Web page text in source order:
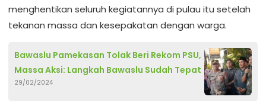
menghentikan seluruh kegiatannya di pulau itu setelah
tekanan massa dan kesepakatan dengan warga.
Bawaslu Pamekasan Tolak Beri Rekom PSU,
Massa Aksi: Langkah Bawaslu Sudah Tepat
29/02/2024